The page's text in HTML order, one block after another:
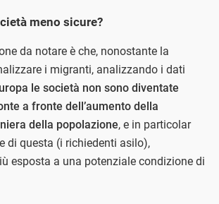
meno sicure?
da notare è che, nonostante la
i migranti, analizzando i dati
le società non sono diventate
a fronte dell’aumento della
della popolazione, e in particolar
di questa (i richiedenti asilo),
esposta a una potenziale condizione di